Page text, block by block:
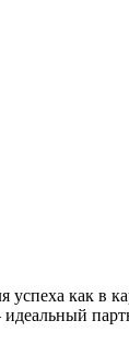
как в